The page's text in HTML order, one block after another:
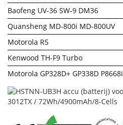
Baofeng UV-36 SW-9 DM36
Quansheng MD-800i MD-800UV
Motorola R5
Kenwood TH-F9 Turbo
Motorola GP328D+ GP338D P8668i